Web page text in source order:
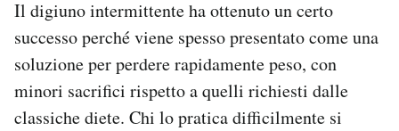
Il digiuno intermittente ha ottenuto un certo
successo perché viene spesso presentato come una
soluzione per perdere rapidamente peso, con
minori sacrifici rispetto a quelli richiesti dalle
classiche diete. Chi lo pratica difficilmente si